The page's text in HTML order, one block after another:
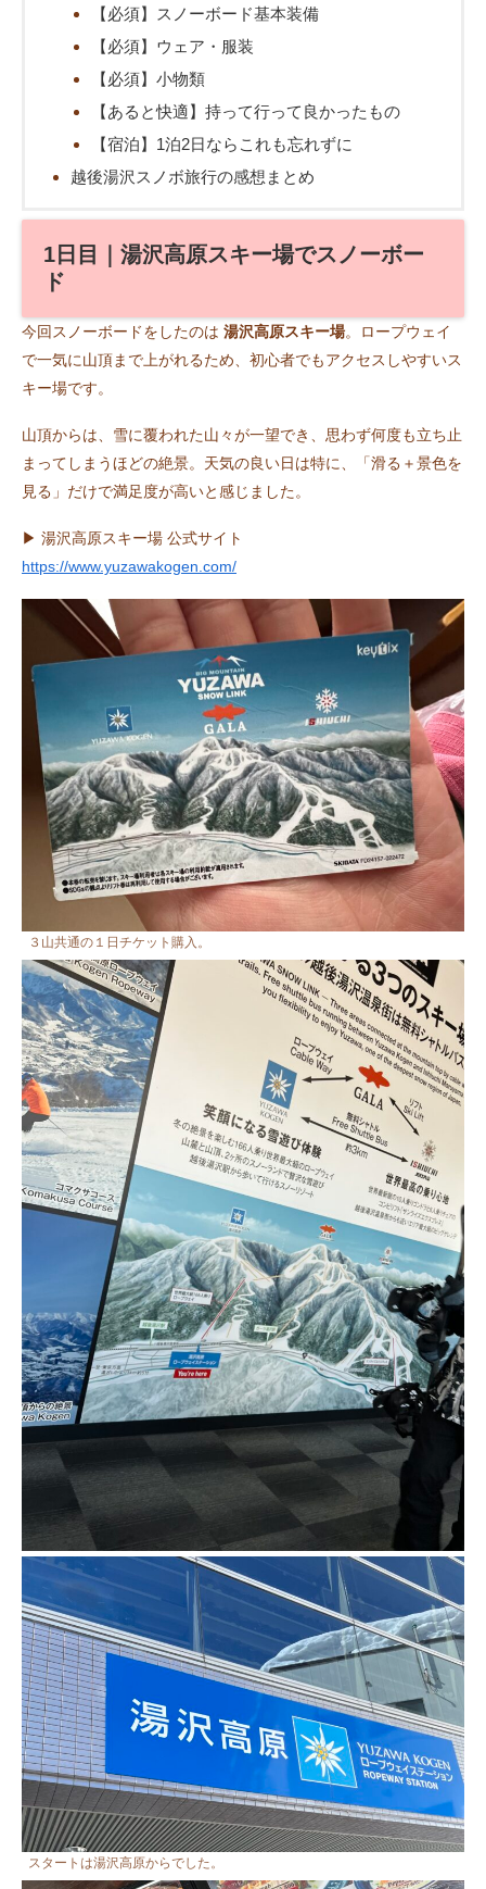
【必須】スノーボード基本装備
【必須】ウェア・服装
【必須】小物類
【あると快適】持って行って良かったもの
【宿泊】1泊2日ならこれも忘れずに
越後湯沢スノボ旅行の感想まとめ
1日目｜湯沢高原スキー場でスノーボー
ド
今回スノーボードをしたのは 湯沢高原スキー場。ロープウェイ
で一気に山頂まで上がれるため、初心者でもアクセスしやすいス
キー場です。
山頂からは、雪に覆われた山々が一望でき、思わず何度も立ち止
まってしまうほどの絶景。天気の良い日は特に、「滑る＋景色を
見る」だけで満足度が高いと感じました。
▶︎ 湯沢高原スキー場 公式サイト
https://www.yuzawakogen.com/
３山共通の１日チケット購入。
スタートは湯沢高原からでした。